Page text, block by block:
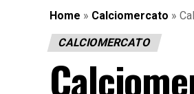
Home » Calciomercato »
CALCIOMERCATO